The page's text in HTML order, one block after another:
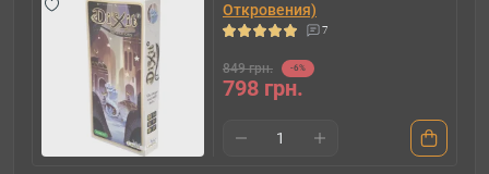
Откровения)
7
849 грн. -6%
798 грн.